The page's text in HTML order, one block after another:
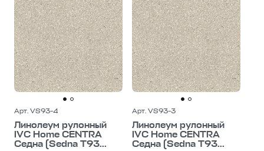
Арт. VS93-4
Линолеум рулонный
IVC Home CENTRA
Седна (Sedna T93...
Арт. VS93-3
Линолеум рулонный
IVC Home CENTRA
Седна (Sedna T93...